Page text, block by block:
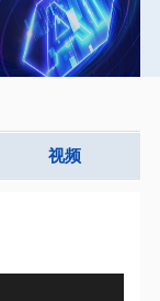
视频